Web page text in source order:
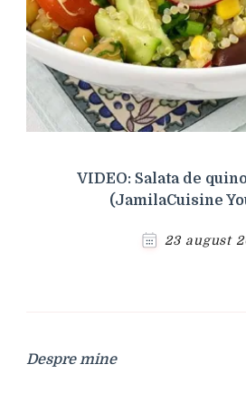
VIDEO: Salata de
(JamilaCuisine
23 august
Despre mine